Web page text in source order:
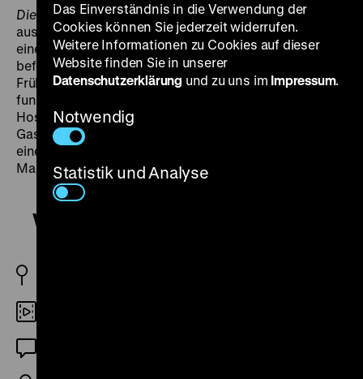
Die Techno-Hosedreht sich zunächst um die
ausgetüftelte Frühstücksmaschine von Wallace: Ohne
einen Finger zu rühren, wird er aus seinem Bett
befördert, angezogen und an den gedeckten
Frühstückstisch gesetzt. Nicht ganz so reibungslos
funktioniert hingegen die ferngesteuerte Techno-
Hose. Eigentlich soll sie dem automatischen
Gassigehen von Gromit dienen, wird aber bald von
einem zwielichtigen Pinguin für dessen
Machenschaften missbraucht. (mxg)
Wallace & Gromit – Alles Käse
Das Einverständnis in die Verwendung der
Cookies können Sie jederzeit widerrufen.
Weitere Informationen zu Cookies auf dieser
Website finden Sie in unserer
Datenschutzerklärung und zu uns im Impressum.
Notwendig
Statistik und Analyse